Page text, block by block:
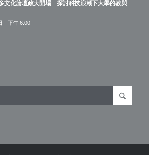
文化論壇政大開場 探討科技浪潮下大學的教與
- 下午 6:00